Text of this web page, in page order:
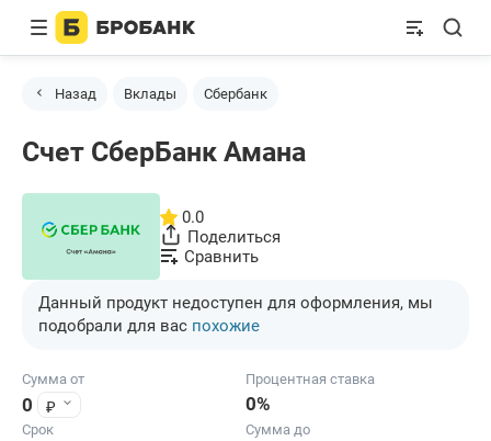
Назад Вклады Сбербанк
Счет СберБанк Амана
0.0
Поделиться
Сравнить
Данный продукт недоступен для оформления, мы
подобрали для вас похожие
Сумма от
0 ₽
Процентная ставка
0%
Срок Сумма до